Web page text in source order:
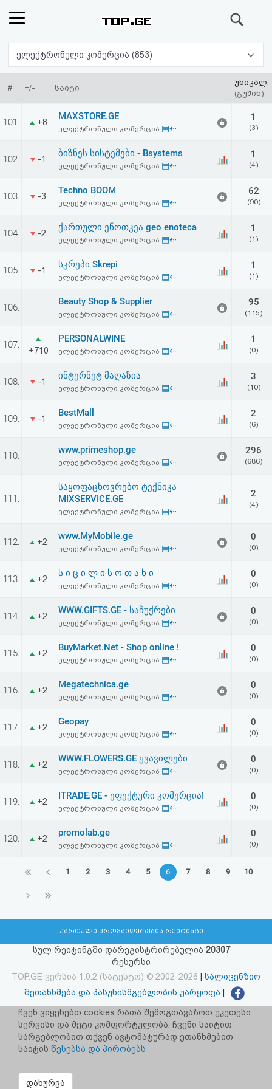
რეიტინგი
(მთავარი)
ფოსტა
პასუხი
ავტორიზაცია
რეგისტრაცია
პაროლის
აღდგენა
კოდი
სალიცენზიო
შეთანხმება
ელექტრონული კომერცია (853)
# +/- საიტი
უნიკალ.
(გუშინ)
101. +8
MAXSTORE.GE
ელექტრონული კომერცია ▤⇠
1
(3)
102. -1
ბიზნეს სისტემები - Bsystems
ელექტრონული კომერცია ▤⇠
1
(4)
103. -3
Techno BOOM
ელექტრონული კომერცია ▤⇠
62
(90)
104. -2
ქართული ენოთკეა geo enoteca
ელექტრონული კომერცია ▤⇠
1
(1)
105. -1
სკრეპი Skrepi
ელექტრონული კომერცია ▤⇠
1
(1)
106.
Beauty Shop & Supplier
ელექტრონული კომერცია ▤⇠
95
(115)
107.
+710
PERSONALWINE
ელექტრონული კომერცია ▤⇠
1
(0)
108. -1
ინტერნეტ მაღაზია
ელექტრონული კომერცია ▤⇠
3
(10)
109. -1
BestMall
ელექტრონული კომერცია ▤⇠
2
(6)
110.
www.primeshop.ge
ელექტრონული კომერცია ▤⇠
296
(686)
111.
საყოფაცხოვრებო ტექნიკა
MIXSERVICE.GE
ელექტრონული კომერცია ▤⇠
2
(4)
112. +2
www.MyMobile.ge
ელექტრონული კომერცია ▤⇠
0
(0)
113. +2
ს ი ც ი ლ ი ს ო თ ა ხ ი
ელექტრონული კომერცია ▤⇠
0
(0)
114. +2
WWW.GIFTS.GE - საჩუქრები
ელექტრონული კომერცია ▤⇠
0
(0)
115. +2
BuyMarket.Net - Shop online !
ელექტრონული კომერცია ▤⇠
0
(0)
116. +2
Megatechnica.ge
ელექტრონული კომერცია ▤⇠
0
(0)
117. +2
Geopay
ელექტრონული კომერცია ▤⇠
0
(0)
118. +2
WWW.FLOWERS.GE ყვავილები
ელექტრონული კომერცია ▤⇠
0
(0)
119. +2
ITRADE.GE - ეფექტური კომერცია!
ელექტრონული კომერცია ▤⇠
0
(0)
120. +2
promolab.ge
ელექტრონული კომერცია ▤⇠
0
(0)
1 2 3 4 5 6 7 8 9 10
ქართული პროვაიდერების რეიტინგი
სულ რეიტინგში დარეგისტრირებულია 20307
რესურსი
TOP.GE ვერსია 1.0.2 (სატესტო) © 2002-2026
სალიცენზიო
შეთანხმება და პასუხისმგებლობის უარყოფა
facebook.com/TOP.GE
იხილეთ TOP.GE - ის ძველი ვერსია ბმულზე
TOP.GE-ს სერვერების განთავსებას და ინტერნეტთან კავშირს
ჩვენ ვიყენებთ cookies რათა შემოგთავაზოთ უკეთესი
სერვისი და მეტი კომფორტულობა. ჩვენი საიტით
სარგებლობით თქვენ ავტომატურად ეთანხმებით
საიტის წესებსა და პირობებს
დახურვა